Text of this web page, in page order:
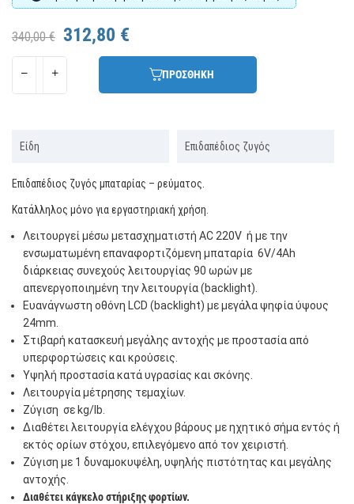
340,00 € 312,80 €
ΠΡΟΣΘΗΚΗ
Είδη Επιδαπέδιος ζυγός
Επιδαπέδιος ζυγός μπαταρίας – ρεύματος.
Κατάλληλος μόνο για εργαστηριακή χρήση.
Λειτουργεί μέσω μετασχηματιστή AC 220V ή με την
ενσωματωμένη επαναφορτιζόμενη μπαταρία 6V/4Ah
διάρκειας συνεχούς λειτουργίας 90 ωρών με
απενεργοποιημένη την λειτoυργία (backlight).
Ευανάγνωστη οθόνη LCD (backlight) με μεγάλα ψηφία ύψους
24mm.
Στιβαρή κατασκευή μεγάλης αντοχής με προστασία από
υπερφορτώσεις και κρούσεις.
Υψηλή προστασία κατά υγρασίας και σκόνης.
Λειτουργία μέτρησης τεμαχίων.
Ζύγιση σε kg/lb.
Διαθέτει λειτουργία ελέγχου βάρους με ηχητικό σήμα εντός ή
εκτός ορίων στόχου, επιλεγόμενο από τον χειριστή.
Ζύγιση με 1 δυναμοκυψέλη, υψηλής πιστότητας και μεγάλης
αντοχής.
Διαθέτει κάγκελο στήριξης φορτίων.